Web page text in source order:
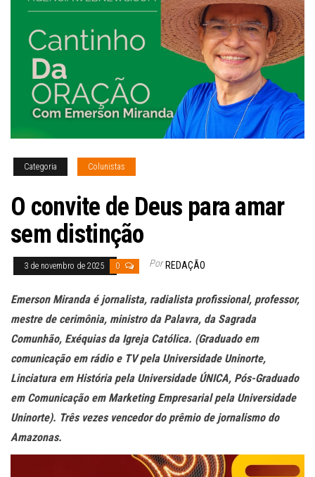
Categoria Colunistas
O convite de Deus para amar
sem distinção
3 de novembro de 2025 0 Por REDAÇÃO
Emerson Miranda é jornalista, radialista profissional, professor,
mestre de cerimônia, ministro da Palavra, da Sagrada
Comunhão, Exéquias da Igreja Católica. (Graduado em
comunicação em rádio e TV pela Universidade Uninorte,
Linciatura em História pela Universidade ÚNICA, Pós-Graduado
em Comunicação em Marketing Empresarial pela Universidade
Uninorte). Três vezes vencedor do prêmio de jornalismo do
Amazonas.